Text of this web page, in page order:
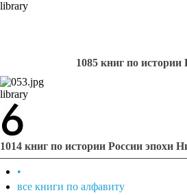
library
1085 книг по
library
1014 книг по истории России эпохи
•
все книги по алфавиту